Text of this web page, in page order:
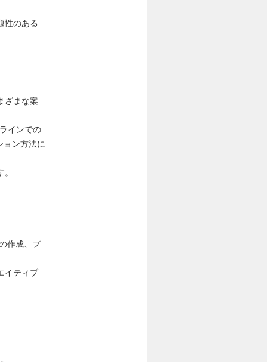
性のある
ざまな案
インでの
ン方法に
作成、プ
イティブ